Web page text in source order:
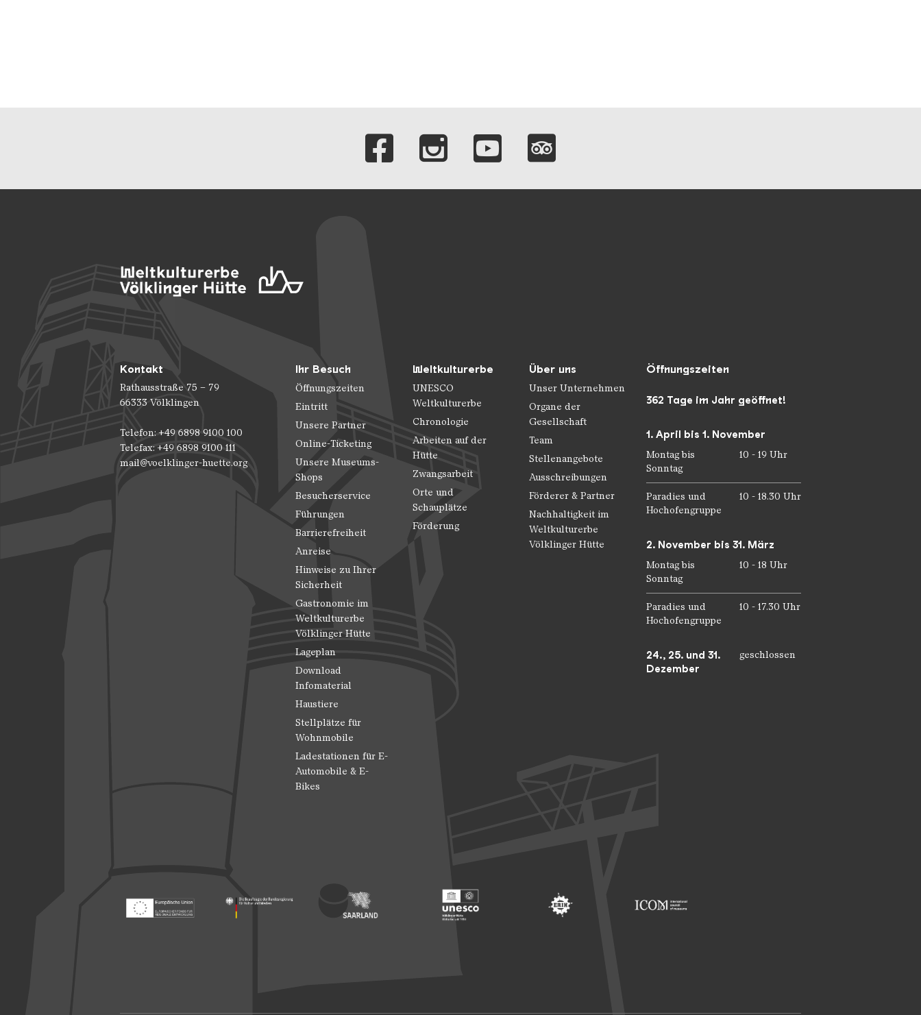
Verlinkungen zu unseren
Kontakt
Rathausstraße 75 – 79
66333 Völklingen
Telefon: +49 6898 9100 100
Telefax: +49 6898 9100 111
mail@voelklinger-huette.org
Ihr Besuch
Öffnungszeiten
Eintritt
Unsere Partner
Online-Ticketing
Unsere Museums-
Shops
Besucherservice
Führungen
Barrierefreiheit
Anreise
Hinweise zu Ihrer
Sicherheit
Gastronomie im
Weltkulturerbe
Völklinger Hütte
Lageplan
Download
Infomaterial
Haustiere
Stellplätze für
Wohnmobile
Ladestationen für E-
Automobile & E-
Bikes
Weltkulturerbe
UNESCO
Weltkulturerbe
Chronologie
Arbeiten auf der
Hütte
Zwangsarbeit
Orte und
Schauplätze
Förderung
Über uns
Unser Unternehmen
Organe der
Gesellschaft
Team
Stellenangebote
Ausschreibungen
Förderer & Partner
Nachhaltigkeit im
Weltkulturerbe
Völklinger Hütte
Öffnungszeiten
362 Tage im Jahr geöffnet!
1. April bis 1. November
Montag bis
Sonntag
10 - 19 Uhr
Paradies und
Hochofengruppe
10 - 18.30 Uhr
2. November bis 31. März
Montag bis
Sonntag
10 - 18 Uhr
Paradies und
Hochofengruppe
10 - 17.30 Uhr
24., 25. und 31.
Dezember
geschlossen